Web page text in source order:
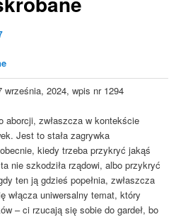
września, 2024, wpis nr 1294
aborcji, zwłaszcza w kontekście
Jest to stała zagrywka
kiedy trzeba przykryć jakąś
nie szkodziła rządowi, albo przykryć
ten ją gdzieś popełnia, zwłaszcza
włącza uniwersalny temat, który
– ci rzucają się sobie do gardeł, bo